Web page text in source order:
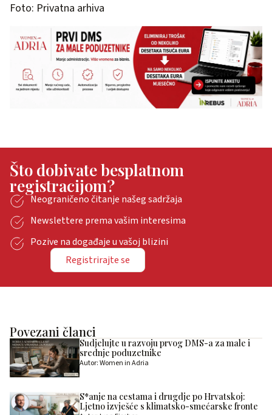
Foto: Privatna arhiva
Što dobivate besplatnom
registracijom?
Neograničeno čitanje našeg sadržaja
Newslettere prema vašim interesima
Pozive na događaje u vašoj blizini
Registrirajte se
Povezani članci
Sudjelujte u razvoju prvog DMS-a za male i
srednje poduzetnike
Autor: Women in Adria
S*anje na cestama i drugdje po Hrvatskoj:
Ljetno izvješće s klimatsko-smećarske fronte